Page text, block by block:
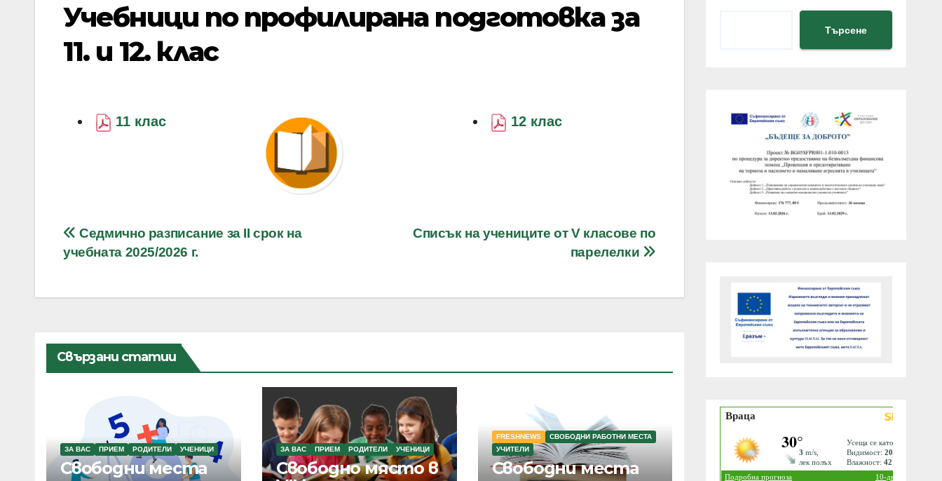
Учебници по профилирана подготовка за
11. и 12. клас
11 клас 12 клас
Навигация
Списък на учениците от V класове по
парелелки
Седмично разписание за II срок на
учебната 2025/2026 г.
Свързани статии
ЗА ВАС ПРИЕМ РОДИТЕЛИ УЧЕНИЦИ
Свободни места
ЗА ВАС ПРИЕМ РОДИТЕЛИ УЧЕНИЦИ
Свободно място в
FRESHNEWS
СВОБОДНИ РАБОТНИ МЕСТА
УЧИТЕЛИ
Свободни места
Търсене